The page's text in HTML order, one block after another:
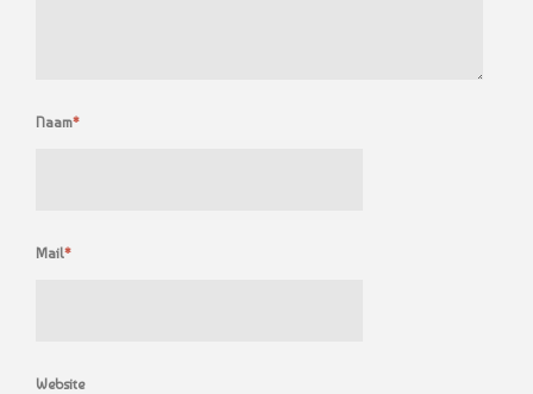
Naam*
Mail*
Website